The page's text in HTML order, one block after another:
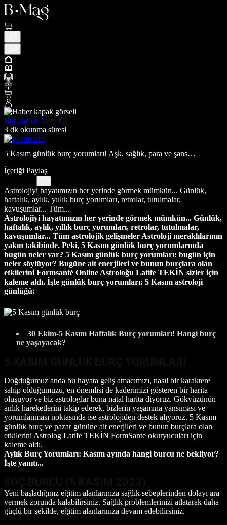
Burçlar ve Astroloji
3 dk okunma süresi
5 Kasım günlük burç yorumları! Aşk, sağlık, para ve şans…
İçeriği Paylaş
Astrolojiyi hayatımızın her yerinde görmek mümkün... Günlük,
haftalık, aylık, yıllık burç yorumları, retrolar, tutulmalar,
kavuşumlar... Tüm...
Astrolojiyi hayatımızın her yerinde görmek mümkün... Günlük,
haftalık, aylık, yıllık burç yorumları, retrolar, tutulmalar,
kavuşumlar... Tüm astrolojik gelişmeler Astroloji meraklılarının
yakın takibinde. Peki, 5 Kasım günlük burç yorumlarında
bugün neler var? 5 Kasım günlük burç yorumları: bugün için
neler söylüyor? Bugüne ait enerjileri ve bunun burçlara olan
etkilerini Formsanté Online Astroloğu Latife TEKİN sizler için
kaleme aldı. İşte günlük burç yorumları: 5 Kasım astroloji
günlüğü:
30 Ekim-5 Kasım Haftalık Burç yorumları! Hangi burç
ne yaşayacak?
Doğduğumuz anda bu hayata geliş amacımızı, nasıl bir karaktere
sahip olduğumuzu, en önemlisi de kaderimizi gösteren bir harita
oluşuyor ve biz astrologlar buna natal harita diyoruz. Gökyüzünün
anlık hareketlerini takip ederek, bizlerin yaşamına yansıması ve
yorumlanması noktasında ise astrolojiden destek alıyoruz. 5 Kasım
günlük burç ve pazar gününe ait enerjileri ve bunun burçlara olan
etkilerini Astrolog Latife TEKİN FormSante okuryucuları için
kaleme aldı.
Aylık Burç Yorumları: Kasım ayında hangi burcu ne bekliyor?
İşte yanıtı...
Yeni başladığınız eğitim alanlarınıza sağlık sebeplerinden dolayı ara
vermek zorunda kalabilirsiniz. Sağlık problemlerinizi atlatarak daha
güçlü bir şekilde, eğitim alanlarınıza devam edebilirsiniz.